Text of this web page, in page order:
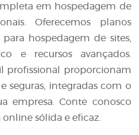
em hospedagem de
Oferecemos planos
hospedagem de sites,
e recursos avançados.
profissional proporcionam
seguras, integradas com o
empresa. Conte conosco
sólida e eficaz.